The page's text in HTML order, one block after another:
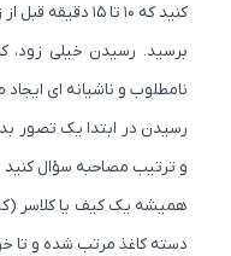
کنید که ۱۰ تا ۱۵ دقیقه قبل از زمان مقرر، به محل مصاحبه
برسید. رسیدن خیلی زود،
نامطلوب و ناشیانه ای ایجاد می
رسیدن در ابتدا یک تصور بدی
و ترتیب مصاحبه سؤال کنید
همیشه یک کیف یا کلاسر (کیف
دسته کاغذ مرتب شده و تا خورده